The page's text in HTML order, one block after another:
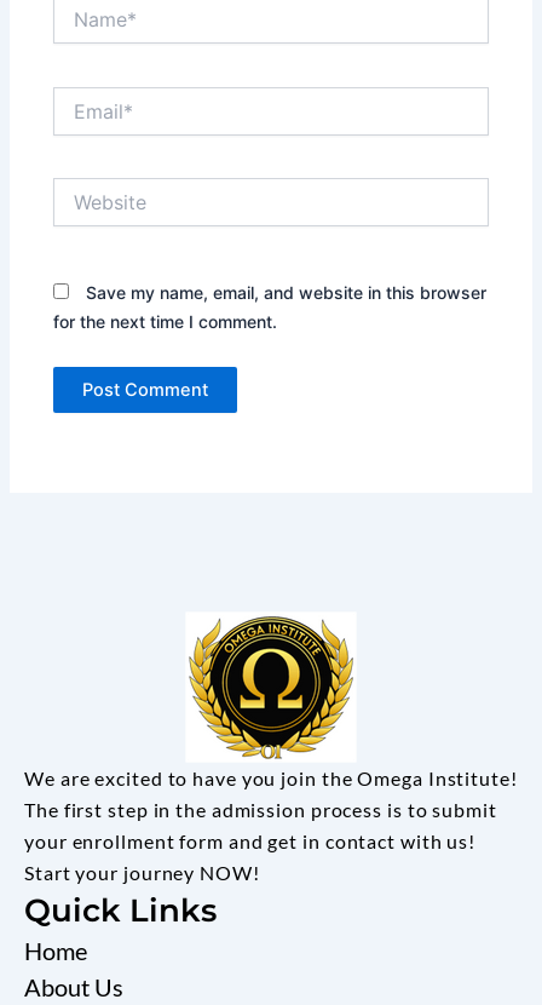
Save my name, email, and website in this browser
for the next time I comment.
We are excited to have you join the Omega Institute!
The first step in the admission process is to submit
your enrollment form and get in contact with us!
Start your journey NOW!
Quick Links
Home
About Us